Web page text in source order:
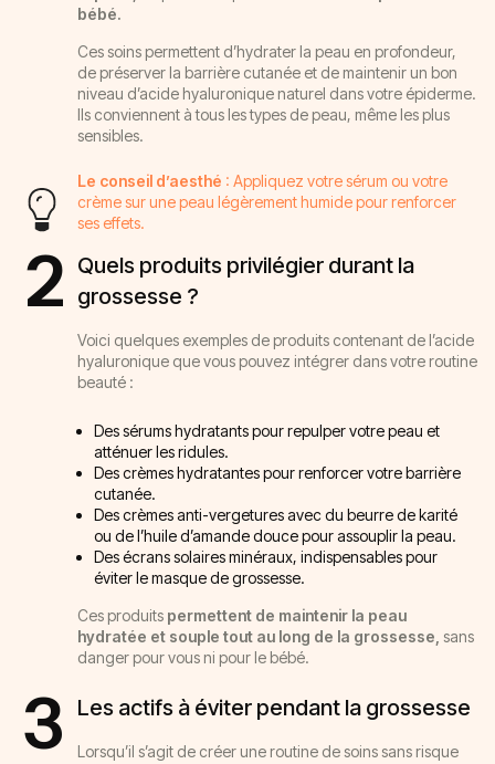
bébé.
Ces soins permettent d’hydrater la peau en profondeur,
de préserver la barrière cutanée et de maintenir un bon
niveau d’acide hyaluronique naturel dans votre épiderme.
Ils conviennent à tous les types de peau, même les plus
sensibles.
Le conseil d’aesthé : Appliquez votre sérum ou votre
crème sur une peau légèrement humide pour renforcer
ses effets.
2
Quels produits privilégier durant la
grossesse ?
Voici quelques exemples de produits contenant de l’acide
hyaluronique que vous pouvez intégrer dans votre routine
beauté :
Des sérums hydratants pour repulper votre peau et
atténuer les ridules.
Des crèmes hydratantes pour renforcer votre barrière
cutanée.
Des crèmes anti-vergetures avec du beurre de karité
ou de l’huile d’amande douce pour assouplir la peau.
Des écrans solaires minéraux, indispensables pour
éviter le masque de grossesse.
Ces produits permettent de maintenir la peau
hydratée et souple tout au long de la grossesse, sans
danger pour vous ni pour le bébé.
3 Les actifs à éviter pendant la grossesse
Lorsqu’il s’agit de créer une routine de soins sans risque